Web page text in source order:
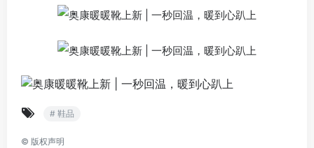
# 鞋品
© 版权声明